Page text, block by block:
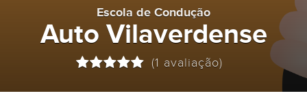
Escola de Condução
Auto Vilaverdense
(1 avaliação)